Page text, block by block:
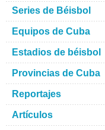
Series de Béisbol
Equipos de Cuba
Estadios de béisbol
Provincias de Cuba
Reportajes
Artículos